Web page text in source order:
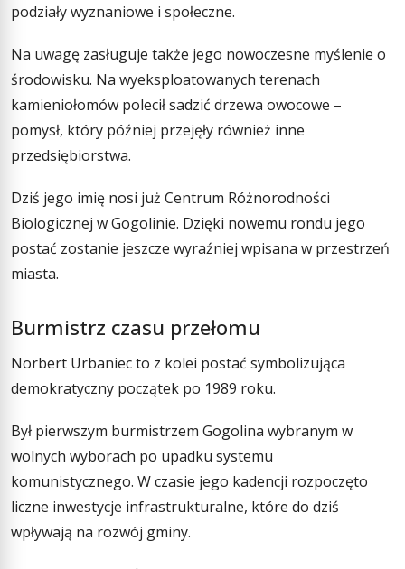
podziały wyznaniowe i społeczne.
Na uwagę zasługuje także jego nowoczesne myślenie o
środowisku. Na wyeksploatowanych terenach
kamieniołomów polecił sadzić drzewa owocowe –
pomysł, który później przejęły również inne
przedsiębiorstwa.
Dziś jego imię nosi już Centrum Różnorodności
Biologicznej w Gogolinie. Dzięki nowemu rondu jego
postać zostanie jeszcze wyraźniej wpisana w przestrzeń
miasta.
Burmistrz czasu przełomu
Norbert Urbaniec to z kolei postać symbolizująca
demokratyczny początek po 1989 roku.
Był pierwszym burmistrzem Gogolina wybranym w
wolnych wyborach po upadku systemu
komunistycznego. W czasie jego kadencji rozpoczęto
liczne inwestycje infrastrukturalne, które do dziś
wpływają na rozwój gminy.